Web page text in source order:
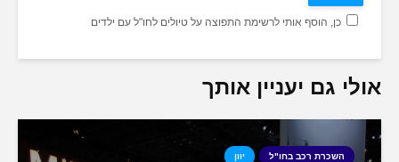
כן, הוסף אותי לרשימת התפוצה על טיולים לחו"ל עם ילדים
אולי גם יעניין אותך
השכרת רכב בחו"ל יוון